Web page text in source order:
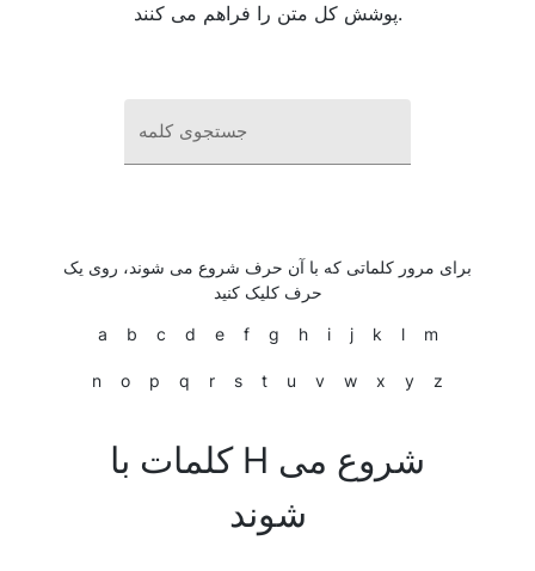
پوشش کل متن را فراهم می کنند.
جستجوی کلمه
برای مرور کلماتی که با آن حرف شروع می شوند، روی یک
حرف کلیک کنید
a b c d e f g h i j k l m
n o p q r s t u v w x y z
کلمات با H شروع می
شوند